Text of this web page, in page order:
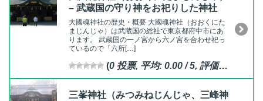
– 武蔵国の守り神をお祀りした神社
大國魂神社の歴史・概要 大國魂神社（おおくにた
まじんじゃ）は武蔵国の総社で東京都府中市にあ
ります。 武蔵国の一ノ宮から六ノ宮を合わせ祀っ
ているので「六所[…]
(0 投票, 平均: 0.00 / 5, 評価済
三峯神社（みつみねじんじゃ、三峰神